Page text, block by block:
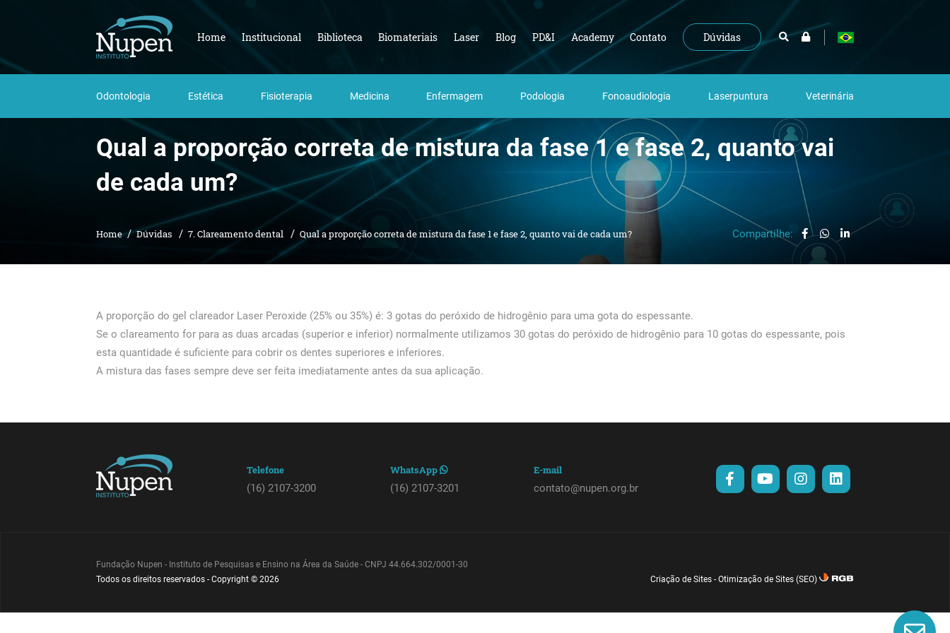
Home Institucional Biblioteca Biomateriais Laser Blog PD&I Academy Contato Dúvidas
Odontologia Estética Fisioterapia Medicina Enfermagem Podologia Fonoaudiologia Laserpuntura Veterinária
Qual a proporção correta de mistura da fase 1 e fase 2, quanto vai
de cada um?
Home Dúvidas 7. Clareamento dental Qual a proporção correta de mistura da fase 1 e fase 2, quanto vai de cada um? Compartilhe:
A proporção do gel clareador Laser Peroxide (25% ou 35%) é: 3 gotas do peróxido de hidrogênio para uma gota do espessante.
Se o clareamento for para as duas arcadas (superior e inferior) normalmente utilizamos 30 gotas do peróxido de hidrogênio para 10 gotas do espessante, pois
esta quantidade é suficiente para cobrir os dentes superiores e inferiores.
A mistura das fases sempre deve ser feita imediatamente antes da sua aplicação.
Telefone
(16) 2107-3200
WhatsApp
(16) 2107-3201
E-mail
contato@nupen.org.br
Fundação Nupen - Instituto de Pesquisas e Ensino na Área da Saúde - CNPJ 44.664.302/0001-30
Todos os direitos reservados - Copyright © 2026
Criação de Sites -Otimização de Sites (SEO)